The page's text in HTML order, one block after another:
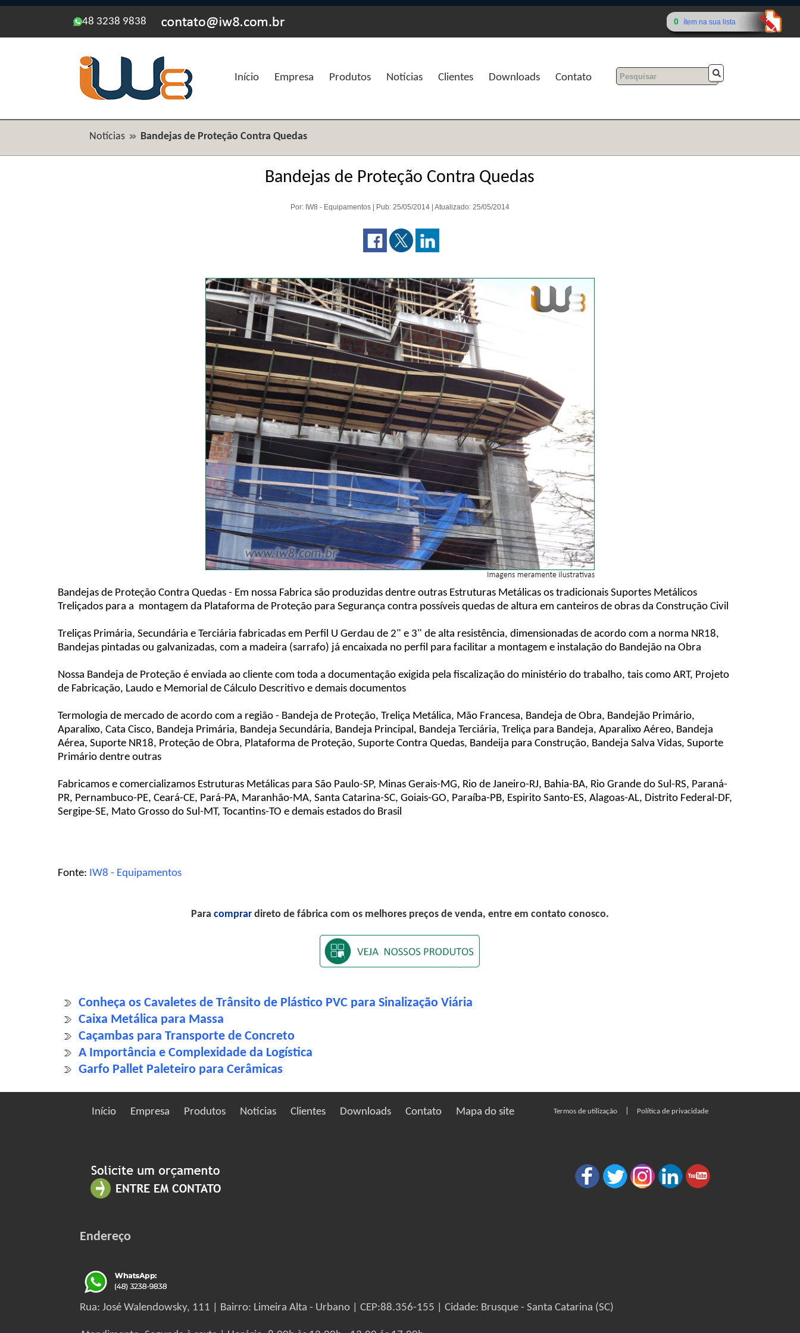
48 3238 9838 0 ítem na sua lista
Início Empresa Produtos Notícias Clientes Downloads Contato
Notícias Bandejas de Proteção Contra Quedas
Bandejas de Proteção Contra Quedas
Por: IW8 - Equipamentos | Pub: 25/05/2014 | Atualizado: 25/05/2014
Bandejas de Proteção Contra Quedas - Em nossa Fabrica são produzidas dentre outras Estruturas Metálicas os tradicionais Suportes Metálicos
Treliçados para a montagem da Plataforma de Proteção para Segurança contra possíveis quedas de altura em canteiros de obras da Construção Civil
Treliças Primária, Secundária e Terciária fabricadas em Perfil U Gerdau de 2" e 3" de alta resistência, dimensionadas de acordo com a norma NR18,
Bandejas pintadas ou galvanizadas, com a madeira (sarrafo) já encaixada no perfil para facilitar a montagem e instalação do Bandejão na Obra
Nossa Bandeja de Proteção é enviada ao cliente com toda a documentação exigida pela fiscalização do ministério do trabalho, tais como ART, Projeto
de Fabricação, Laudo e Memorial de Cálculo Descritivo e demais documentos
Termologia de mercado de acordo com a região - Bandeja de Proteção, Treliça Metálica, Mão Francesa, Bandeja de Obra, Bandejão Primário,
Aparalixo, Cata Cisco, Bandeja Primária, Bandeja Secundária, Bandeja Principal, Bandeja Terciária, Treliça para Bandeja, Aparalixo Aéreo, Bandeja
Aérea, Suporte NR18, Proteção de Obra, Plataforma de Proteção, Suporte Contra Quedas, Bandeija para Construção, Bandeja Salva Vidas, Suporte
Primário dentre outras
Fabricamos e comercializamos Estruturas Metálicas para São Paulo-SP, Minas Gerais-MG, Rio de Janeiro-RJ, Bahia-BA, Rio Grande do Sul-RS, Paraná-
PR, Pernambuco-PE, Ceará-CE, Pará-PA, Maranhão-MA, Santa Catarina-SC, Goiais-GO, Paraíba-PB, Espirito Santo-ES, Alagoas-AL, Distrito Federal-DF,
Sergipe-SE, Mato Grosso do Sul-MT, Tocantins-TO e demais estados do Brasil
Fonte: IW8 - Equipamentos
Para comprardireto de fábrica com os melhores preços de venda, entre em contato conosco.
Conheça os Cavaletes de Trânsito de Plástico PVC para Sinalização Viária
Caixa Metálica para Massa
Caçambas para Transporte de Concreto
A Importância e Complexidade da Logística
Garfo Pallet Paleteiro para Cerâmicas
Início Empresa Produtos Notícias Clientes Downloads Contato Mapa do site Termos de utilização Política de privacidade
Endereço
Rua: José Walendowsky, 111 | Bairro: Limeira Alta - Urbano | CEP:88.356-155 | Cidade: Brusque - Santa Catarina (SC)